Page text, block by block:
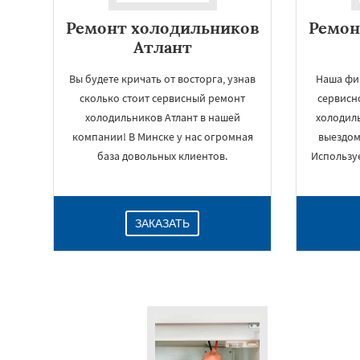
Ремонт холодильников
Атлант
Вы будете кричать от восторга, узнав
сколько стоит сервисный ремонт
холодильников Атлант в нашей
компании! В Минске у нас огромная
база довольных клиентов.
ЗАКАЗАТЬ
Наша